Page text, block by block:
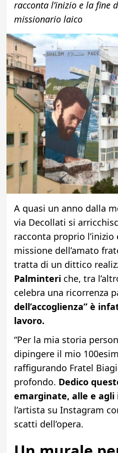
racconta l’inizio e la fine
missionario laico
A quasi un anno dalla
via Decollati si
racconta proprio l’inizio
missione dell’amato
tratta di un dittico
Palminteriche, tra
celebra una ricorrenza
dell’accoglienza” è
lavoro.
“Per la mia storia
dipingere il mio
raffigurando Fratel
profondo. Dedico
emarginate, alle e agli
l’artista su Instagram
scatti dell’opera.